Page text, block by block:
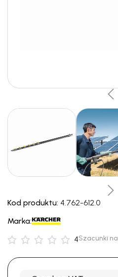
Kod produktu: 4.762-612.0
Marka:
4Szacunki